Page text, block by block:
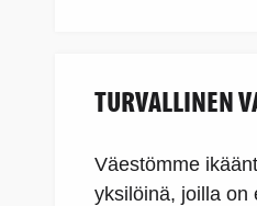
TURVALLINEN
Väestömme
yksilöinä, joilla on